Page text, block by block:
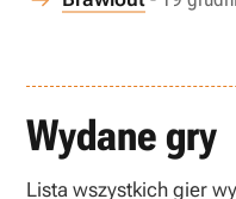
Wydane gry
Lista wszystkich gier